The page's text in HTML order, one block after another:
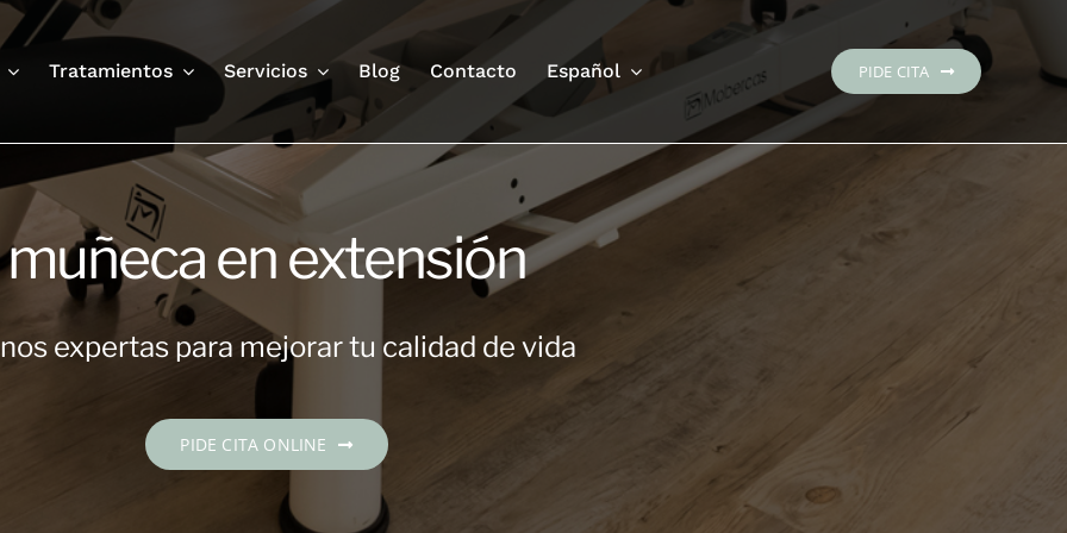
Tratamientos Servicios Blog Contacto Español PIDE CITA
muñeca en extensión
expertas para mejorar tu calidad de vida
PIDE CITA ONLINE